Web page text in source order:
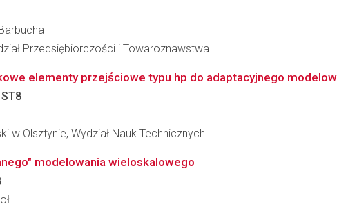
Przedsiębiorczości i Towaroznawstwa
elementy przejściowe typu hp do adaptacyjnego
ST8
w Olsztynie, Wydział Nauk Technicznych
modelowania wieloskalowego